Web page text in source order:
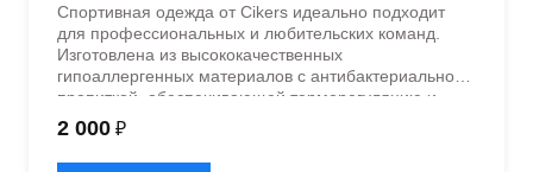
Спортивная одежда от Cikers идеально подходит
для профессиональных и любительских команд.
Изготовлена из высококачественных
гипоаллергенных материалов с антибактериальной
пропиткой, обеспечивающей терморегуляцию и
быстрое влагоотведение. Одежда обладает
эластичностью в 5 направлениях и стильным
дизайном.
2 000 ₽